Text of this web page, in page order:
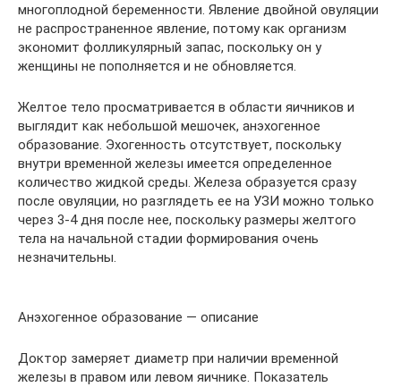
многоплодной беременности. Явление двойной овуляции
не распространенное явление, потому как организм
экономит фолликулярный запас, поскольку он у
женщины не пополняется и не обновляется.
Желтое тело просматривается в области яичников и
выглядит как небольшой мешочек, анэхогенное
образование. Эхогенность отсутствует, поскольку
внутри временной железы имеется определенное
количество жидкой среды. Железа образуется сразу
после овуляции, но разглядеть ее на УЗИ можно только
через 3-4 дня после нее, поскольку размеры желтого
тела на начальной стадии формирования очень
незначительны.
Анэхогенное образование — описание
Доктор замеряет диаметр при наличии временной
железы в правом или левом яичнике. Показатель